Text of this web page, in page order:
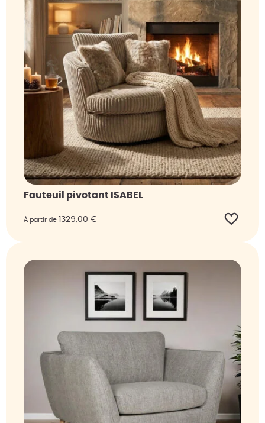
Fauteuil pivotant ISABEL
À partir de 1329,00 €